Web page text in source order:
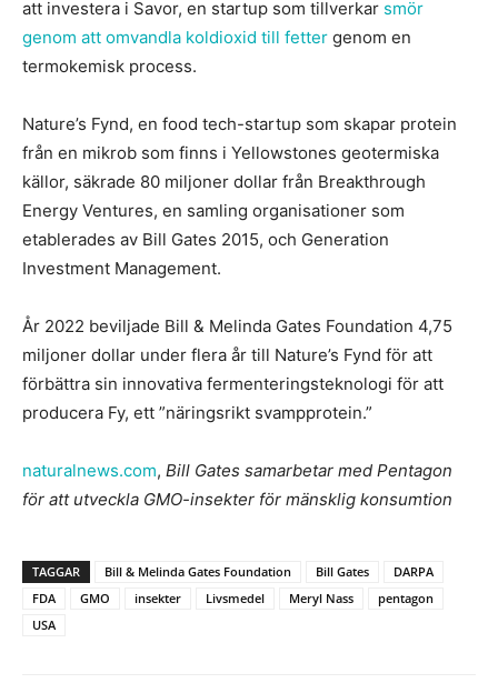
att investera i Savor, en startup som tillverkar smör
genom att omvandla koldioxid till fetter genom en
termokemisk process.
Nature’s Fynd, en food tech-startup som skapar protein
från en mikrob som finns i Yellowstones geotermiska
källor, säkrade 80 miljoner dollar från Breakthrough
Energy Ventures, en samling organisationer som
etablerades av Bill Gates 2015, och Generation
Investment Management.
År 2022 beviljade Bill & Melinda Gates Foundation 4,75
miljoner dollar under flera år till Nature’s Fynd för att
förbättra sin innovativa fermenteringsteknologi för att
producera Fy, ett ”näringsrikt svampprotein.”
naturalnews.com, Bill Gates samarbetar med Pentagon
för att utveckla GMO-insekter för mänsklig konsumtion
TAGGAR Bill & Melinda Gates Foundation Bill Gates
DARPA
FDA
GMO insekter Livsmedel Meryl Nass
pentagon
USA